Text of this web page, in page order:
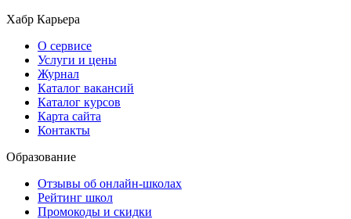
Хабр Карьера
О сервисе
Услуги и цены
Журнал
Каталог вакансий
Каталог курсов
Карта сайта
Контакты
Образование
Отзывы об онлайн-школах
Рейтинг школ
Промокоды и скидки